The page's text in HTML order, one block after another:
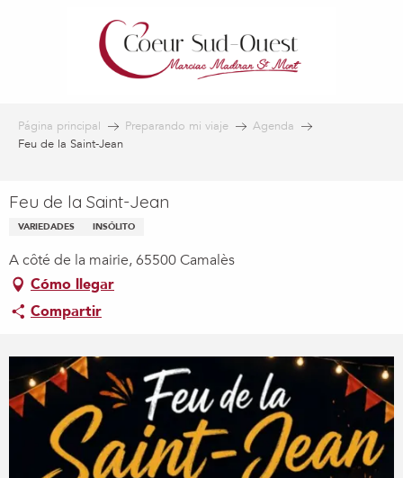
Página principal Preparando mi viaje
Agenda
Feu de la Saint-Jean
Feu de la Saint-Jean
VARIEDADES INSÓLITO
A côté de la mairie, 65500 Camalès
Cómo llegar
Compartir